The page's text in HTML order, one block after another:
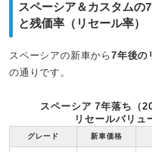
スペーシア＆カスタムの
と残価率（リセール率）
スペーシアの新車から7年後の
の通りです。
スペーシア 7年落ち（
リセールバリュ
グレード 新車価格